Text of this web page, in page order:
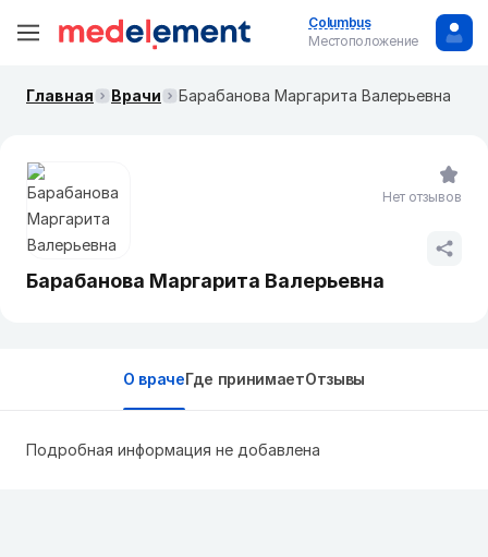
Columbus
Местоположение
Главная Врачи Барабанова Маргарита Валерьевна
Барабанова Маргарита Валерьевна
Нет отзывов
О врачеГде принимаетОтзывы
Подробная информация не добавлена